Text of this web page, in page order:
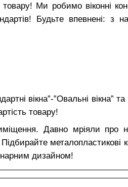
Ми робимо віконні
Будьте впевнені: з
вікна”-”Овальні вікна”
товару!
Давно мріяли про
металопластикові
дизайном!